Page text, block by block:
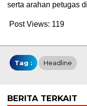
serta arahan petugas
Post Views: 119
Tag : Headline
BERITA TERKAIT